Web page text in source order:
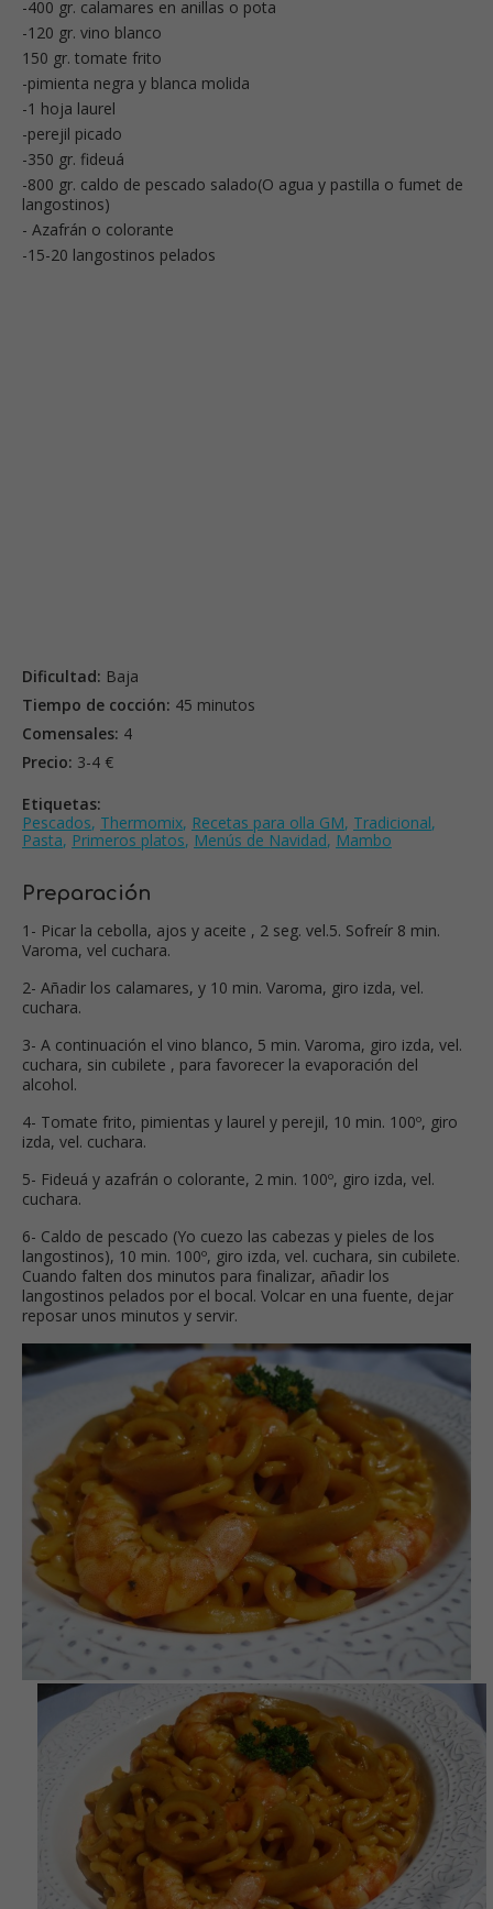
-400 gr. calamares en anillas o pota
-120 gr. vino blanco
150 gr. tomate frito
-pimienta negra y blanca molida
-1 hoja laurel
-perejil picado
-350 gr. fideuá
-800 gr. caldo de pescado salado(O agua y pastilla o fumet de
langostinos)
- Azafrán o colorante
-15-20 langostinos pelados
Dificultad: Baja
Tiempo de cocción: 45 minutos
Comensales: 4
Precio: 3-4 €
Etiquetas:
Pescados, Thermomix, Recetas para olla GM, Tradicional,
Pasta, Primeros platos, Menús de Navidad, Mambo
Preparación
1- Picar la cebolla, ajos y aceite , 2 seg. vel.5. Sofreír 8 min.
Varoma, vel cuchara.
2- Añadir los calamares, y 10 min. Varoma, giro izda, vel.
cuchara.
3- A continuación el vino blanco, 5 min. Varoma, giro izda, vel.
cuchara, sin cubilete , para favorecer la evaporación del
alcohol.
4- Tomate frito, pimientas y laurel y perejil, 10 min. 100º, giro
izda, vel. cuchara.
5- Fideuá y azafrán o colorante, 2 min. 100º, giro izda, vel.
cuchara.
6- Caldo de pescado (Yo cuezo las cabezas y pieles de los
langostinos), 10 min. 100º, giro izda, vel. cuchara, sin cubilete.
Cuando falten dos minutos para finalizar, añadir los
langostinos pelados por el bocal. Volcar en una fuente, dejar
reposar unos minutos y servir.